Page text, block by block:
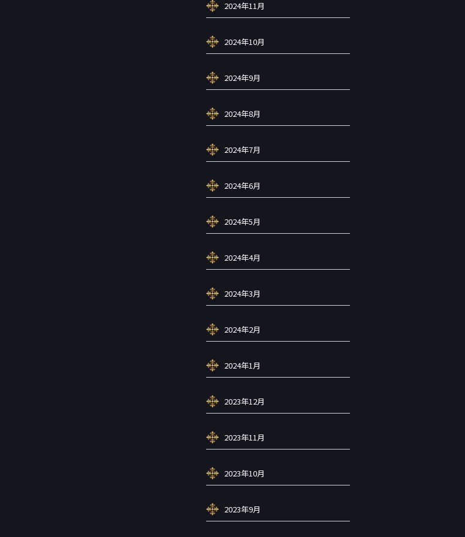
2024年11月
2024年10月
2024年9月
2024年8月
2024年7月
2024年6月
2024年5月
2024年4月
2024年3月
2024年2月
2024年1月
2023年12月
2023年11月
2023年10月
2023年9月